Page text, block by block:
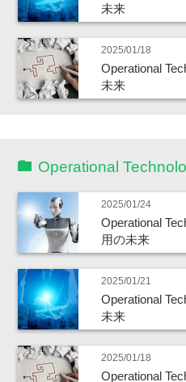
未来
2025/01/18
Operational
未来
Operational
2025/01/24
Operational
用の未来
2025/01/21
Operational
未来
2025/01/18
Operational